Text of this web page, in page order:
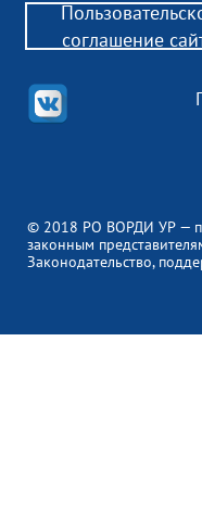
© 2018 РО ВОРДИ УР —
законным
Законодательство,
соглашение